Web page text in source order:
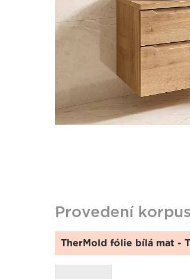
Provedení
TherMold fólie bílá mat -